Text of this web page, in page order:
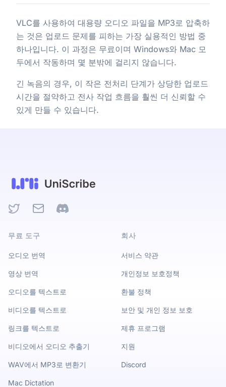
VLC를 사용하여 대용량 오디오 파일을 MP3로 압축하
는 것은 업로드 문제를 피하는 가장 실용적인 방법 중
하나입니다. 이 과정은 무료이며 Windows와 Mac 모
두에서 작동하며 몇 분밖에 걸리지 않습니다.
긴 녹음의 경우, 이 작은 전처리 단계가 상당한 업로드
시간을 절약하고 전사 작업 흐름을 훨씬 더 신뢰할 수
있게 만들 수 있습니다.
TwitterEmail Discord
무료 도구
오디오 번역
영상 번역
오디오를 텍스트로
비디오를 텍스트로
링크를 텍스트로
비디오에서 오디오 추출기
WAV에서 MP3로 변환기
Mac Dictation
회사
서비스 약관
개인정보 보호정책
환불 정책
보안 및 개인 정보 보호
제휴 프로그램
지원
Discord